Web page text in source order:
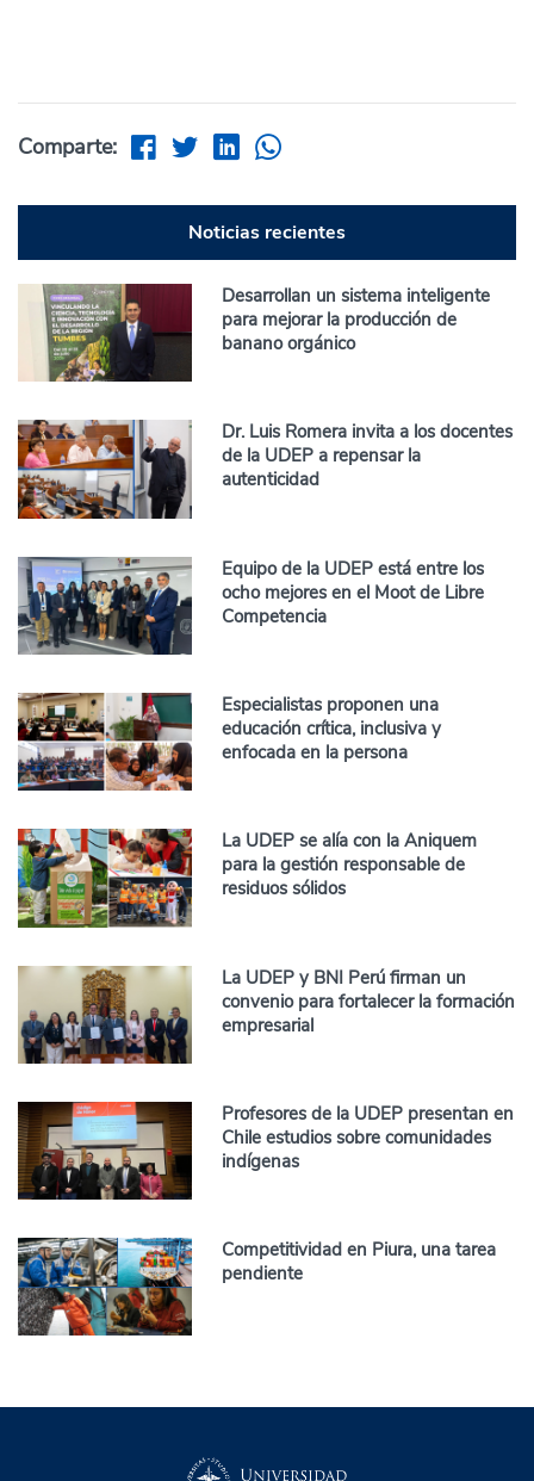
Comparte:
Noticias recientes
Desarrollan un sistema inteligente
para mejorar la producción de
banano orgánico
Dr. Luis Romera invita a los docentes
de la UDEP a repensar la
autenticidad
Equipo de la UDEP está entre los
ocho mejores en el Moot de Libre
Competencia
Especialistas proponen una
educación crítica, inclusiva y
enfocada en la persona
La UDEP se alía con la Aniquem
para la gestión responsable de
residuos sólidos
La UDEP y BNI Perú firman un
convenio para fortalecer la formación
empresarial
Profesores de la UDEP presentan en
Chile estudios sobre comunidades
indígenas
Competitividad en Piura, una tarea
pendiente